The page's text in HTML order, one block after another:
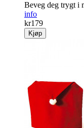
Beveg deg trygt i
info
kr179
Kjøp